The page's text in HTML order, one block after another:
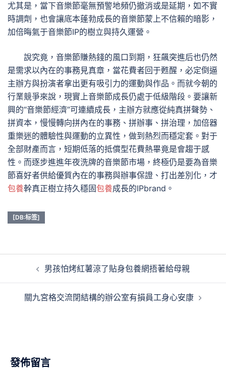
尤其是，當下音樂節毫無預警地頻仍撤消或是延期，如不實
時調劑，也會讓底本蓬勃成長的音樂節蒙上不信賴的暗影，
加倍晦氣于音樂節IP的樹立與持久運營。
說究竟，音樂節賺熱錢的風口到期，狂飆突進后也仍然
是需求以內在的事務見真章，當花費者回于甦醒，必定倒逼
主辦方與扮演者拿出更有吸引力的運動與作品。而就今朝的
行業競爭來說，現實上音樂節成長仍處于低級階段。要讓新
興的“音樂節經濟”可連續成長，主辦方就應從純真拼聲勢、
拼資本，慢慢轉向拼內在的事務、拼辦事、拼治理，加倍器
重樂迷的體驗性與運動的立異性，做到熱烈而穩定套。對于
全部財產而言，短期低落的抵償型花費熱畢竟是會趨于感
性。而逐步進進年夜洗牌的音樂節市場，終極仍是要為音樂
節喜好者供給優質內在的事務與辦事保證、打出差別化，才
包養幹真正樹立持久穩固包養成長的IPbrand。
[DB:标签]
男孩怕烤紅薯涼了貼身包養網捂著給母親
關九宮格交流閉結構的辦公室有損員工身心安康
發佈留言